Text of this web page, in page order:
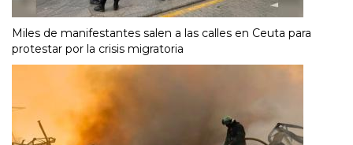
Miles de manifestantes salen a las calles en Ceuta para
protestar por la crisis migratoria